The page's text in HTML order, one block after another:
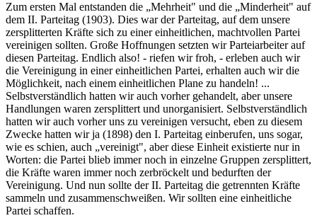
Zum ersten Mal entstanden die „Mehrheit" und die „Minderheit" auf
dem II. Parteitag (1903). Dies war der Parteitag, auf dem unsere
zersplitterten Kräfte sich zu einer einheitlichen, machtvollen Partei
vereinigen sollten. Große Hoffnungen setzten wir Parteiarbeiter auf
diesen Parteitag. Endlich also! - riefen wir froh, - erleben auch wir
die Vereinigung in einer einheitlichen Partei, erhalten auch wir die
Möglichkeit, nach einem einheitlichen Plane zu handeln! ...
Selbstverständlich hatten wir auch vorher gehandelt, aber unsere
Handlungen waren zersplittert und unorganisiert. Selbstverständlich
hatten wir auch vorher uns zu vereinigen versucht, eben zu diesem
Zwecke hatten wir ja (1898) den I. Parteitag einberufen, uns sogar,
wie es schien, auch „vereinigt", aber diese Einheit existierte nur in
Worten: die Partei blieb immer noch in einzelne Gruppen zersplittert,
die Kräfte waren immer noch zerbröckelt und bedurften der
Vereinigung. Und nun sollte der II. Parteitag die getrennten Kräfte
sammeln und zusammenschweißen. Wir sollten eine einheitliche
Partei schaffen.